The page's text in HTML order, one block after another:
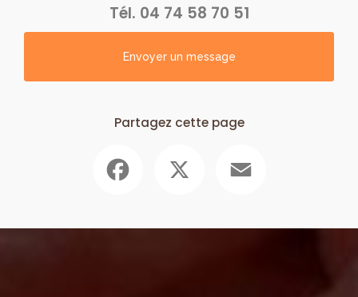
Tél. 04 74 58 70 51
Envoyer un message
Partagez cette page